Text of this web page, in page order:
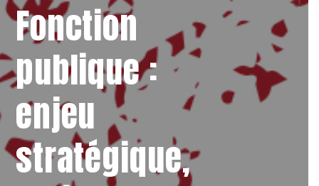
Fonction
publique :
enjeu
stratégique,